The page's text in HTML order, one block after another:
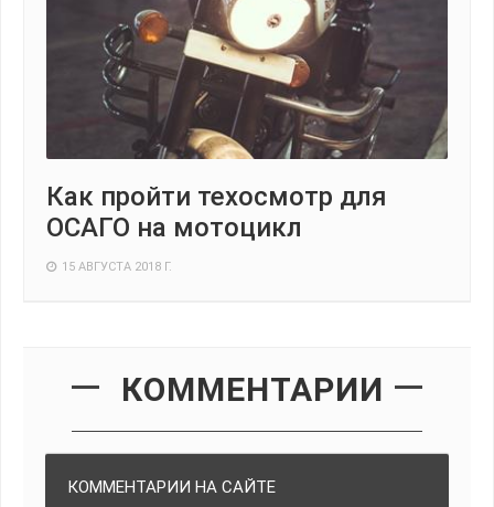
Как пройти техосмотр для
ОСАГО на мотоцикл
15 АВГУСТА 2018 Г.
КОММЕНТАРИИ
КОММЕНТАРИИ НА САЙТЕ